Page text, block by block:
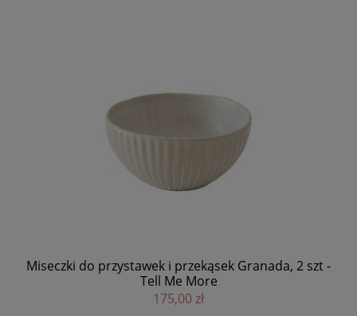
Miseczki do przystawek i przekąsek Granada, 2 szt -
Tell Me More
175,00 zł